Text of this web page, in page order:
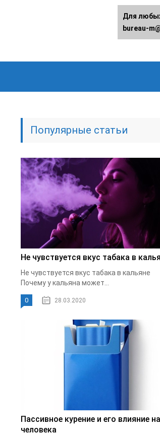
Популярные статьи
Не чувствуется вкус табака в
Не чувствуется вкус табака в кальяне
Почему у кальяна может...
0 28.03.2020
Пассивное курение и его влияние на
человека
Для
bureau-